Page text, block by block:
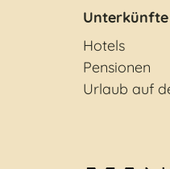
Unterkünfte
Hotels
Pensionen
Urlaub auf